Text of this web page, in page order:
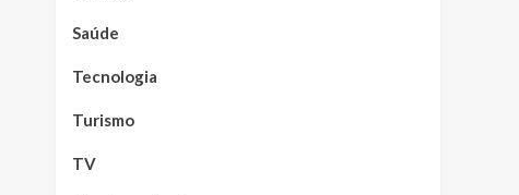
Saúde
Tecnologia
Turismo
TV